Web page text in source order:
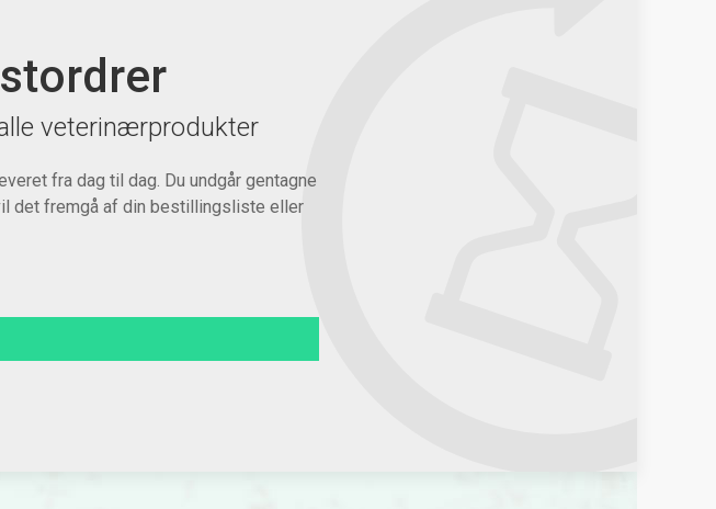
veterinærprodukter
fra dag til dag. Du undgår gentagne
det fremgå af din bestillingsliste eller